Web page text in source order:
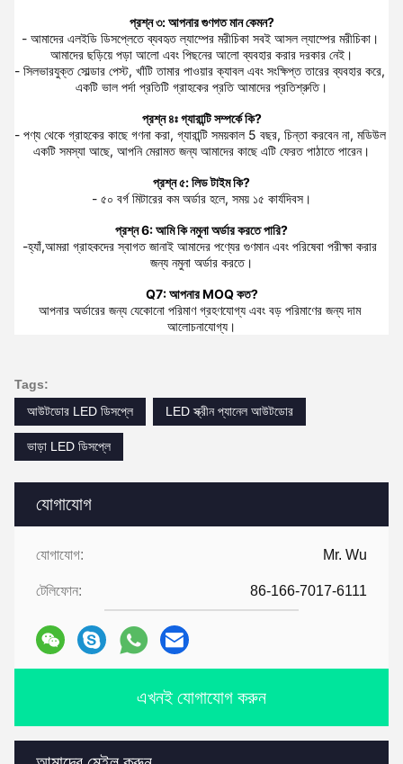
যোগাযোগ
যোগাযোগ: Mr. Wu
টেলিফোন: 86-166-7017-6111
এখনই যোগাযোগ করুন
প্রশ্ন ৩: আপনার গুণগত মান কেমন?
- আমাদের এলইডি ডিসপ্লেতে ব্যবহৃত ল্যাম্পের মরীচিকা সবই আসল ল্যাম্পের মরীচিকা।
আমাদের ছড়িয়ে পড়া আলো এবং পিছনের আলো ব্যবহার করার দরকার নেই।
- সিলভারযুক্ত সোল্ডার পেস্ট, খাঁটি তামার পাওয়ার ক্যাবল এবং সংক্ষিপ্ত তারের ব্যবহার করে,
একটি ভাল পর্দা প্রতিটি গ্রাহকের প্রতি আমাদের প্রতিশ্রুতি।
প্রশ্ন ৪ঃ গ্যারান্টি সম্পর্কে কি?
- পণ্য থেকে গ্রাহকের কাছে গণনা করা, গ্যারান্টি সময়কাল 5 বছর, চিন্তা করবেন না, মডিউল
একটি সমস্যা আছে, আপনি মেরামত জন্য আমাদের কাছে এটি ফেরত পাঠাতে পারেন।
প্রশ্ন ৫: লিড টাইম কি?
- ৫০ বর্গ মিটারের কম অর্ডার হলে, সময় ১৫ কার্যদিবস।
প্রশ্ন 6: আমি কি নমুনা অর্ডার করতে পারি?
-হ্যাঁ,আমরা গ্রাহকদের স্বাগত জানাই আমাদের পণ্যের গুণমান এবং পরিষেবা পরীক্ষা করার
জন্য নমুনা অর্ডার করতে।
Q7: আপনার MOQ কত?
আপনার অর্ডারের জন্য যেকোনো পরিমাণ গ্রহণযোগ্য এবং বড় পরিমাণের জন্য দাম
আলোচনাযোগ্য।
Tags:
আউটডোর LED ডিসপ্লে
LED স্ক্রীন প্যানেল আউটডোর
ভাড়া LED ডিসপ্লে